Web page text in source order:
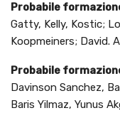
Probabile
Gatty, Kelly, Kostic;
Koopmeiners; David.
Probabile
Davinson Sanchez,
Baris Yilmaz, Yunus